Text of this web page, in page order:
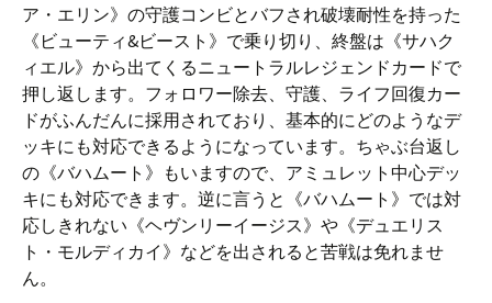
ア・エリン》の守護コンビとバフされ破壊耐性を持った
《ビューティ&ビースト》で乗り切り、終盤は《サハク
ィエル》から出てくるニュートラルレジェンドカードで
押し返します。フォロワー除去、守護、ライフ回復カー
ドがふんだんに採用されており、基本的にどのようなデ
ッキにも対応できるようになっています。ちゃぶ台返し
の《バハムート》もいますので、アミュレット中心デッ
キにも対応できます。逆に言うと《バハムート》では対
応しきれない《ヘヴンリーイージス》や《デュエリス
ト・モルディカイ》などを出されると苦戦は免れませ
ん。